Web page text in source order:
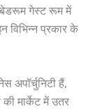
बेडरूम गेस्ट रूम में
विभिन्न प्रकार के
अपॉर्चुनिटी हैं,
मार्केट में उतर